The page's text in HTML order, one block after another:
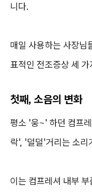
니다.
매일 사용하는 사장님
표적인 전조증상 세 가
첫째, 소음의 변화
평소 '웅~' 하던 컴프
락', '덜덜'거리는 소리
이는 컴프레셔 내부